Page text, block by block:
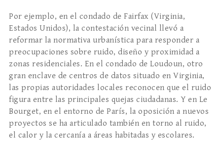
Por ejemplo, en el condado de Fairfax (Virginia,
Estados Unidos), la contestación vecinal llevó a
reformar la normativa urbanística para responder a
preocupaciones sobre ruido, diseño y proximidad a
zonas residenciales. En el condado de Loudoun, otro
gran enclave de centros de datos situado en Virginia,
las propias autoridades locales reconocen que el ruido
figura entre las principales quejas ciudadanas. Y en Le
Bourget, en el entorno de París, la oposición a nuevos
proyectos se ha articulado también en torno al ruido,
el calor y la cercanía a áreas habitadas y escolares.